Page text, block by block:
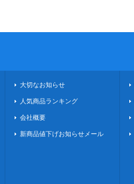
大切なお知らせ
人気商品ランキング
会社概要
新商品値下げお知らせメール